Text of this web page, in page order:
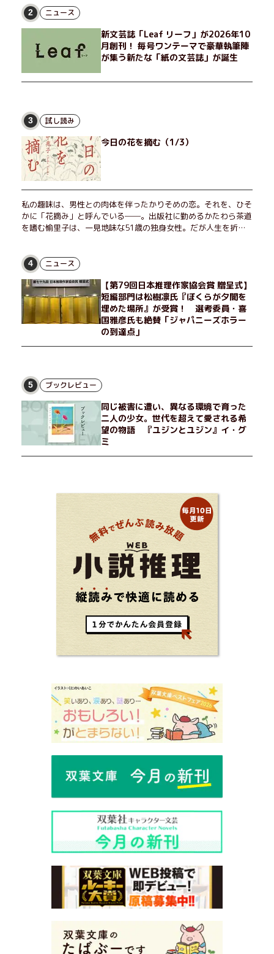
げたり、部屋でふたりだけの「台湾映画祭」を催したり。50代
独身、幼なじみの変わらぬ友情とささやかな幸せの日々を描く。
2 ニュース
新文芸誌「Leaf リーフ」が2026年10
月創刊！ 毎号ワンテーマで豪華執筆陣
が集う新たな「紙の文芸誌」が誕生
3 試し読み
今日の花を摘む（1/3）
私の趣味は、男性との肉体を伴ったかりそめの恋。それを、ひそ
かに「花摘み」と呼んでいる──。出版社に勤めるかたわら茶道
を嗜む愉里子は、一見地味な51歳の独身女性。だが人生を折り
せる男が現れた。茶の湯の粋人、70歳の万江島だ。だが彼に
は、ある秘密があった……。自分の心と身体を偽らない女たちの
姿と、その連帯を描く。赤裸々にして切実な、セクシュアリティ
をめぐる物語。
4 ニュース
【第79回日本推理作家協会賞 贈呈式】
短編部門は松樹凛氏『ぼくらが夕闇を
埋めた場所』が受賞！ 選考委員・喜
国雅彦氏も絶賛「ジャパニーズホラー
の到達点」
5 ブックレビュー
同じ被害に遭い、異なる環境で育った
二人の少女。世代を超えて愛される希
望の物語 『ユジンとユジン』イ・グ
ミ